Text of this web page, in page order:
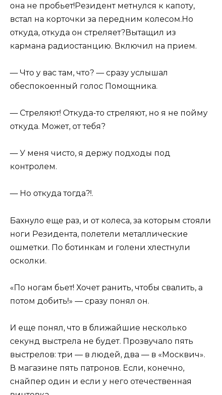
она не пробьет!Резидент метнулся к капоту,
встал на корточки за передним колесом.Но
откуда, откуда он стреляет?Вытащил из
кармана радиостанцию. Включил на прием.
— Что у вас там, что? — сразу услышал
обеспокоенный голос Помощника.
— Стреляют! Откуда-то стреляют, но я не пойму
откуда. Может, от тебя?
— У меня чисто, я держу подходы под
контролем.
— Но откуда тогда?!.
Бахнуло еще раз, и от колеса, за которым стояли
ноги Резидента, полетели металлические
ошметки. По ботинкам и голени хлестнули
осколки.
«По ногам бьет! Хочет ранить, чтобы свалить, а
потом добить!» — сразу понял он.
И еще понял, что в ближайшие несколько
секунд выстрела не будет. Прозвучало пять
выстрелов: три — в людей, два — в «Москвич».
В магазине пять патронов. Если, конечно,
снайпер один и если у него отечественная